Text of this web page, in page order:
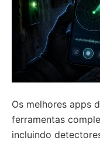
Os melhores apps
ferramentas
incluindo